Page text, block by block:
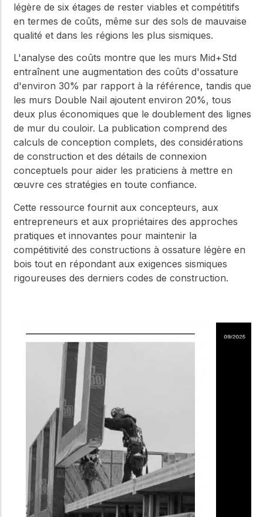
légère de six étages de rester viables et compétitifs
en termes de coûts, même sur des sols de mauvaise
qualité et dans les régions les plus sismiques.
L'analyse des coûts montre que les murs Mid+Std
entraînent une augmentation des coûts d'ossature
d'environ 30% par rapport à la référence, tandis que
les murs Double Nail ajoutent environ 20%, tous
deux plus économiques que le doublement des lignes
de mur du couloir. La publication comprend des
calculs de conception complets, des considérations
de construction et des détails de connexion
conceptuels pour aider les praticiens à mettre en
œuvre ces stratégies en toute confiance.
Cette ressource fournit aux concepteurs, aux
entrepreneurs et aux propriétaires des approches
pratiques et innovantes pour maintenir la
compétitivité des constructions à ossature légère en
bois tout en répondant aux exigences sismiques
rigoureuses des derniers codes de construction.